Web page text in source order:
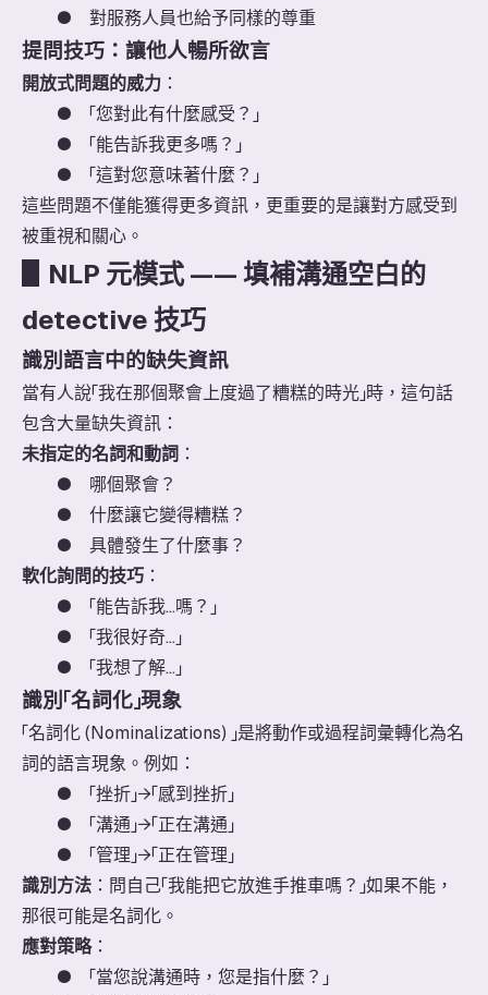
●
對服務人員也給予同樣的尊重
提問技巧：讓他人暢所欲言
開放式問題的威力 ：
●
「您對此有什麼感受？」
●
「能告訴我更多嗎？」
●
「這對您意味著什麼？」
這些問題不僅能獲得更多資訊，更重要的是讓對方感受到
被重視和關心。
NLP 元模式 —— 填補溝通空白的
detective 技巧
識別語言中的缺失資訊
當有人說「我在那個聚會上度過了糟糕的時光」時，這句話
包含大量缺失資訊：
未指定的名詞和動詞 ：
●
哪個聚會？
●
什麼讓它變得糟糕？
●
具體發生了什麼事？
軟化詢問的技巧 ：
●
「能告訴我...嗎？」
●
「我很好奇...」
●
「我想了解...」
識別「名詞化」現象
「名詞化 (Nominalizations) 」是將動作或過程詞彙轉化為名
詞的語言現象。例如：
●
「挫折」→「感到挫折」
●
「溝通」→「正在溝通」
●
「管理」→「正在管理」
識別方法 ：問自己「我能把它放進手推車嗎？」如果不能，
那很可能是名詞化。
應對策略：
●
「當您說溝通時，您是指什麼？」